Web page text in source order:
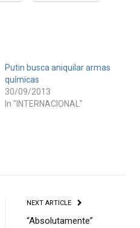
Putin busca aniquilar armas
químicas
30/09/2013
In "INTERNACIONAL"
NEXT ARTICLE
“Absolutamente”